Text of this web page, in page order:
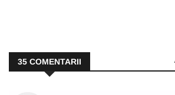
35 COMENTARII